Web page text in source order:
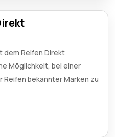
dem Reifen Direkt
Möglichkeit, bei einer
bekannter Marken zu